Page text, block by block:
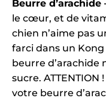
Beurre d’arachide
le cœur, et de
chien n’aime pas
farci dans un
beurre d’arachide
sucre.
votre beurre